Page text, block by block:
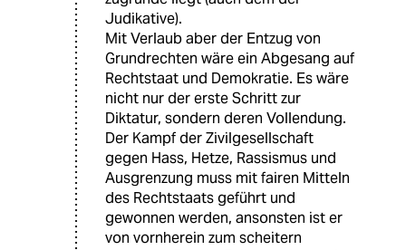
Judikative).
Mit Verlaub aber der Entzug von
Grundrechten wäre ein Abgesang auf
Rechtstaat und Demokratie. Es wäre
nicht nur der erste Schritt zur
Diktatur, sondern deren Vollendung.
Der Kampf der Zivilgesellschaft
gegen Hass, Hetze, Rassismus und
Ausgrenzung muss mit fairen Mitteln
des Rechtstaats geführt und
gewonnen werden, ansonsten ist er
von vornherein zum scheitern